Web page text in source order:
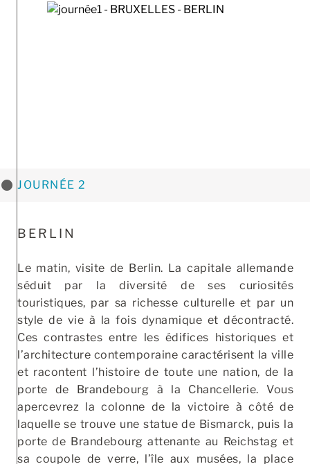
JOURNÉE 2
BERLIN
Le matin, visite de Berlin. La capitale allemande
séduit par la diversité de ses curiosités
touristiques, par sa richesse culturelle et par un
style de vie à la fois dynamique et décontracté.
Ces contrastes entre les édifices historiques et
l’architecture contemporaine caractérisent la ville
et racontent l’histoire de toute une nation, de la
porte de Brandebourg à la Chancellerie. Vous
apercevrez la colonne de la victoire à côté de
laquelle se trouve une statue de Bismarck, puis la
porte de Brandebourg attenante au Reichstag et
sa coupole de verre, l’île aux musées, la place